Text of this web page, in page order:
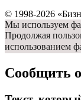
© 1998-2026
Мы используем
Продолжая
использованием
Сообщить